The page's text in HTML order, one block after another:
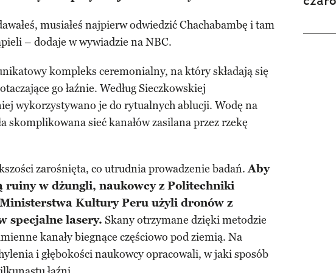
musiałeś najpierw odwiedzić Chachabambę i tam
– dodaje w wywiadzie na NBC.
kompleks ceremonialny, na który składają się
go łaźnie. Według Sieczkowskiej
wykorzystywano je do rytualnych ablucji. Wodę na
skomplikowana sieć kanałów zasilana przez rzekę
zarośnięta, co utrudnia prowadzenie badań.Aby
ruiny w dżungli, naukowcy z Politechniki
Kultury Peru użyli dronów z
specjalne lasery. Skany otrzymane dzięki metodzie
kanały biegnące częściowo pod ziemią. Na
i głębokości naukowcy opracowali, w jaki sposób